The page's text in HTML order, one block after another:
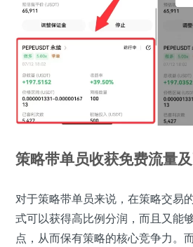
策略带单员收获免费流量
对于策略带单员来说，在策略交易
式可以获得高比例分润，而且又能
点，从而保有策略的核心竞争力。